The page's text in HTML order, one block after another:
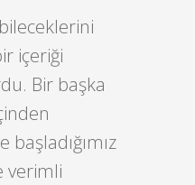
içeriği
Bir başka
verimli